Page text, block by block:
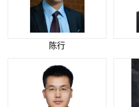
陈行